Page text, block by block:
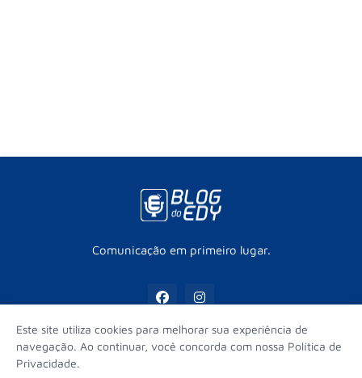
Comunicação em primeiro lugar.
Este site utiliza cookies para melhorar sua experiência de
navegação. Ao continuar, você concorda com nossa Política de
Privacidade.